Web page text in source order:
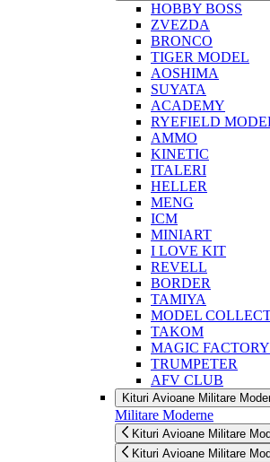
HOBBY BOSS
ZVEZDA
BRONCO
TIGER MODEL
AOSHIMA
SUYATA
ACADEMY
RYEFIELD
AMMO
KINETIC
ITALERI
HELLER
MENG
ICM
MINIART
I LOVE KIT
REVELL
BORDER
TAMIYA
MODEL
TAKOM
MAGIC FACTORY
TRUMPETER
AFV CLUB
Kituri Avioane Militare
Militare Moderne
Kituri Avioane Militare
Kituri Avioane Militare